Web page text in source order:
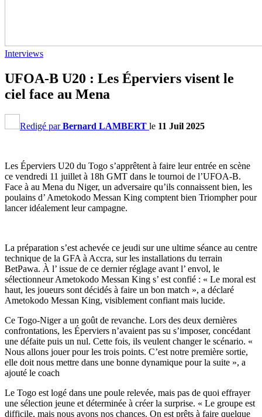
Interviews
UFOA-B U20 : Les Éperviers visent le
ciel face au Mena
Redigé parBernard LAMBERT le 11 Juil 2025
Les Éperviers U20 du Togo s’apprêtent à faire leur entrée en scène
ce vendredi 11 juillet à 18h GMT dans le tournoi de l’UFOA-B.
Face à au Mena du Niger, un adversaire qu’ils connaissent bien, les
poulains d’ Ametokodo Messan King comptent bien Triompher pour
lancer idéalement leur campagne.
La préparation s’est achevée ce jeudi sur une ultime séance au centre
technique de la GFA à Accra, sur les installations du terrain
BetPawa. À l’ issue de ce dernier réglage avant l’ envol, le
sélectionneur Ametokodo Messan King s’ est confié : « Le moral est
haut, les joueurs sont décidés à faire un bon match », a déclaré
Ametokodo Messan King, visiblement confiant mais lucide.
Ce Togo-Niger a un goût de revanche. Lors des deux dernières
confrontations, les Éperviers n’avaient pas su s’imposer, concédant
une défaite puis un nul. Cette fois, ils veulent changer le scénario. «
Nous allons jouer pour les trois points. C’est notre première sortie,
elle doit nous mettre dans une bonne dynamique pour la suite », a
ajouté le coach
Le Togo est logé dans une poule relevée, mais pas de quoi effrayer
une sélection jeune et déterminée à créer la surprise. « Le groupe est
difficile, mais nous avons nos chances. On est prêts à faire quelque